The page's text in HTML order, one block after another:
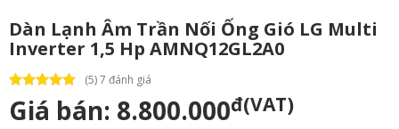
Dàn Lạnh Âm Trần Nối Ống Gió LG Multi
Inverter 1,5 Hp AMNQ12GL2A0
(5) 7 đánh giá
Giá bán: 8.800.000đ(VAT)